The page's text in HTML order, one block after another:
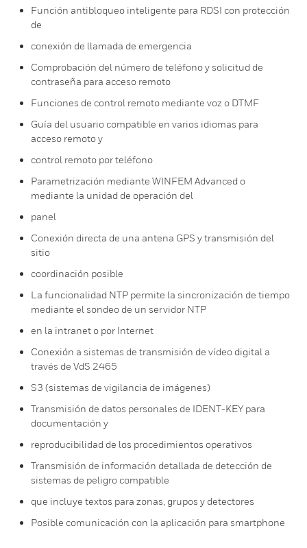
Función antibloqueo inteligente para RDSI con protección
de
conexión de llamada de emergencia
Comprobación del número de teléfono y solicitud de
contraseña para acceso remoto
Funciones de control remoto mediante voz o DTMF
Guía del usuario compatible en varios idiomas para
acceso remoto y
control remoto por teléfono
Parametrización mediante WINFEM Advanced o
mediante la unidad de operación del
panel
Conexión directa de una antena GPS y transmisión del
sitio
coordinación posible
La funcionalidad NTP permite la sincronización de tiempo
mediante el sondeo de un servidor NTP
en la intranet o por Internet
Conexión a sistemas de transmisión de vídeo digital a
través de VdS 2465
S3 (sistemas de vigilancia de imágenes)
Transmisión de datos personales de IDENT-KEY para
documentación y
reproducibilidad de los procedimientos operativos
Transmisión de información detallada de detección de
sistemas de peligro compatible
que incluye textos para zonas, grupos y detectores
Posible comunicación con la aplicación para smartphone